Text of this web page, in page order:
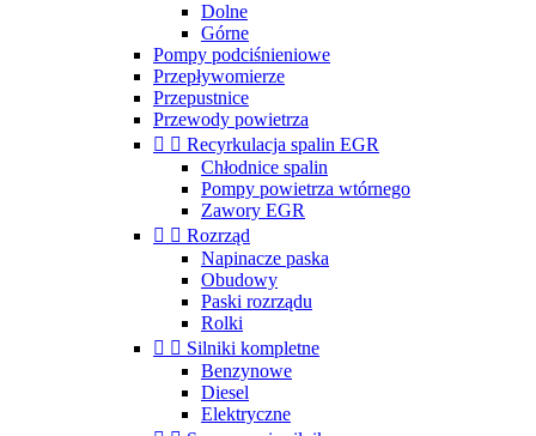
Dolne
Górne
Pompy podciśnieniowe
Przepływomierze
Przepustnice
Przewody powietrza
  Recyrkulacja spalin EGR
Chłodnice spalin
Pompy powietrza wtórnego
Zawory EGR
  Rozrząd
Napinacze paska
Obudowy
Paski rozrządu
Rolki
  Silniki kompletne
Benzynowe
Diesel
Elektryczne